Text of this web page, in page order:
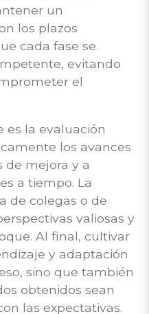
un
los plazos
cada fase se
evitando
el
la evaluación
los avances
de mejora y a
a tiempo. La
de colegas o de
valiosas y
Al final, cultivar
y adaptación
sino que también
obtenidos sean
las expectativas.